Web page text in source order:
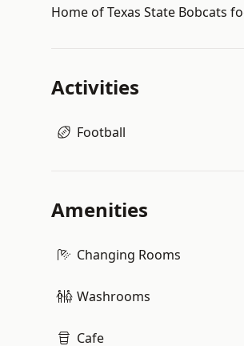
Home of Texas State Bobcats
Activities
Football
Amenities
Changing Rooms
Washrooms
Cafe